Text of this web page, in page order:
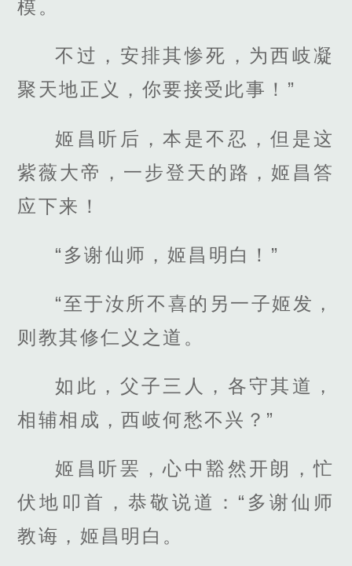
模。
不过，安排其惨死，为西岐凝
聚天地正义，你要接受此事！”
姬昌听后，本是不忍，但是这
紫薇大帝，一步登天的路，姬昌答
应下来！
“多谢仙师，姬昌明白！”
“至于汝所不喜的另一子姬发，
则教其修仁义之道。
如此，父子三人，各守其道，
相辅相成，西岐何愁不兴？”
姬昌听罢，心中豁然开朗，忙
伏地叩首，恭敬说道：“多谢仙师
教诲，姬昌明白。